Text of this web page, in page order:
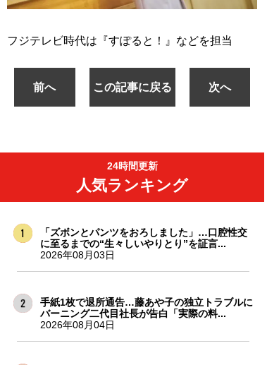
フジテレビ時代は『すぽると！』などを担当
前へ この記事に戻る 次へ
24時間更新
人気ランキング
「ズボンとパンツをおろしました」…口腔性交
に至るまでの“生々しいやりとり”を証言...
2026年08月03日
手紙1枚で退所通告…藤あや子の独立トラブルに
バーニング二代目社長が告白「実際の料...
2026年08月04日